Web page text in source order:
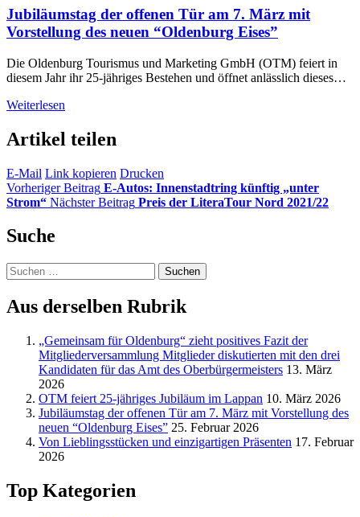
Jubiläumstag der offenen Tür am 7. März mit
Vorstellung des neuen “Oldenburg Eises”
Die Oldenburg Tourismus und Marketing GmbH (OTM) feiert in
diesem Jahr ihr 25-jähriges Bestehen und öffnet anlässlich dieses…
Weiterlesen
Artikel teilen
E-Mail Link kopieren Drucken
Vorheriger Beitrag E-Autos: Innenstadtring künftig „unter
Strom“ Nächster Beitrag Preis der LiteraTour Nord 2021/22
Suche
Suchen
nach:
Aus derselben Rubrik
„Gemeinsam für Oldenburg“ zieht positives Fazit der
Mitgliederversammlung Mitglieder diskutierten mit den drei
Kandidaten für das Amt des Oberbürgermeisters 13. März
2026
OTM feiert 25-jähriges Jubiläum im Lappan 10. März 2026
Jubiläumstag der offenen Tür am 7. März mit Vorstellung des
neuen “Oldenburg Eises” 25. Februar 2026
Von Lieblingsstücken und einzigartigen Präsenten 17. Februar
2026
Top Kategorien